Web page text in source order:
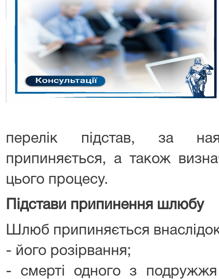
перелік підстав, за
припиняється, а також
цього процесу.
Підстави припинення шлюбу
Шлюб припиняється
- його розірвання;
- смерті одного з